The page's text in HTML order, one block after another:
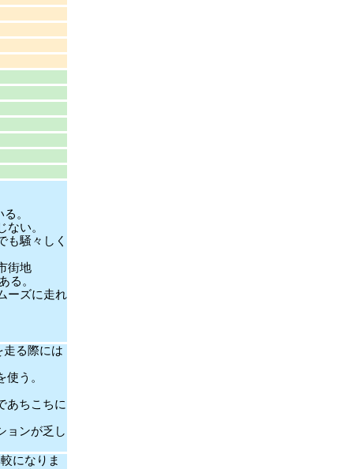
。
い。
も騒々しく
街地
る。
ーズに走れ
走る際には
う。
あちこちに
ョンが乏し
になりま